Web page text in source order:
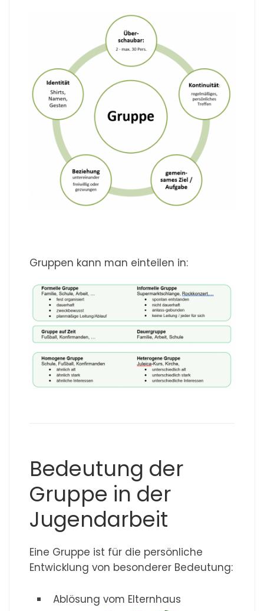
Gruppen kann man einteilen in:
Bedeutung der
Gruppe in der
Jugendarbeit
Eine Gruppe ist für die persönliche
Entwicklung von besonderer Bedeutung:
Ablösung vom Elternhaus